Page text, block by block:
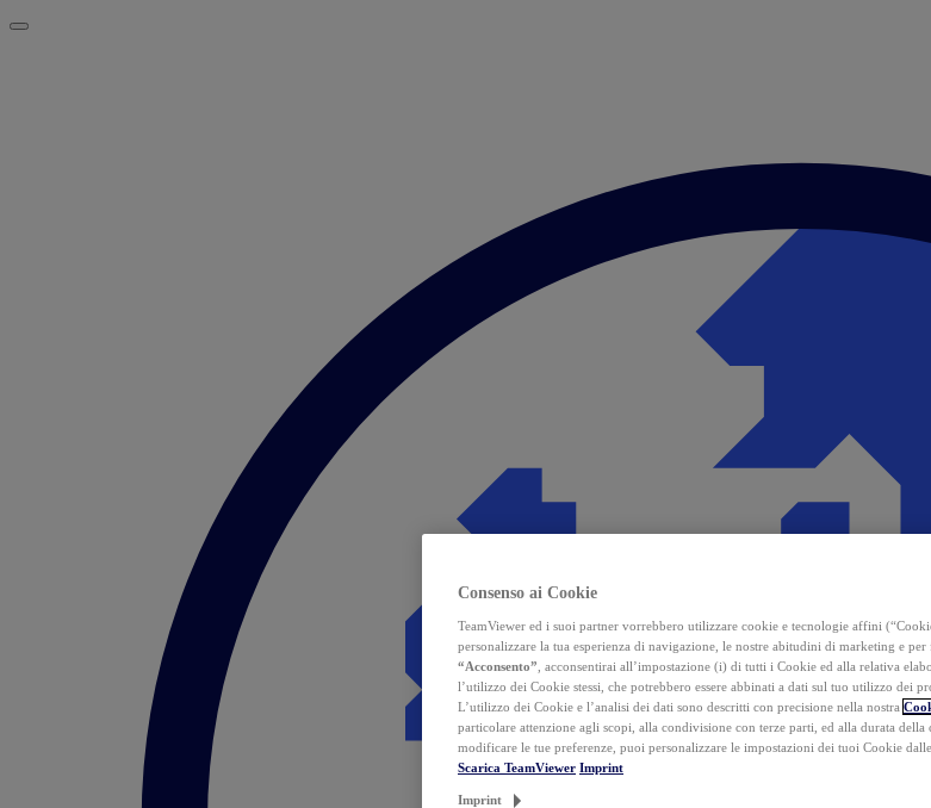
Consenso ai Cookie
TeamViewer ed i suoi partner vorrebbero utilizzare cookie e tecnologie affini
personalizzare la tua esperienza di navigazione, le nostre abitudini di marketing e
“Acconsento” , acconsentirai all’impostazione (i) di tutti i Cookie ed alla relativa
l’utilizzo dei Cookie stessi, che potrebbero essere abbinati a dati sul tuo utilizzo dei
L’utilizzo dei Cookie e l’analisi dei dati sono descritti con precisione nella nostra
particolare attenzione agli scopi, alla condivisione con terze parti, ed alla durata della
modificare le tue preferenze, puoi personalizzare le impostazioni dei tuoi Cookie
Scarica TeamViewer Imprint
Imprint